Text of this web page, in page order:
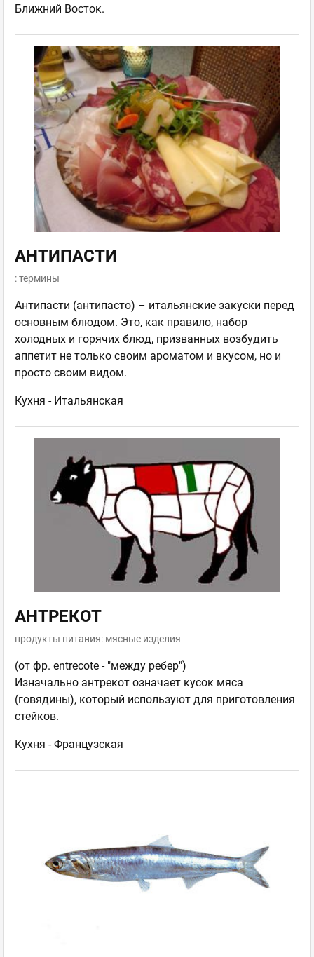
Ближний Восток.
АНТИПАСТИ
: термины
Антипасти (антипасто) – итальянские закуски перед
основным блюдом. Это, как правило, набор
холодных и горячих блюд, призванных возбудить
аппетит не только своим ароматом и вкусом, но и
просто своим видом.
Кухня - Итальянская
АНТРЕКОТ
продукты питания: мясные изделия
(от фр. entrecote - "между ребер")
Изначально антрекот означает кусок мяса
(говядины), который используют для приготовления
стейков.
Кухня -Французская